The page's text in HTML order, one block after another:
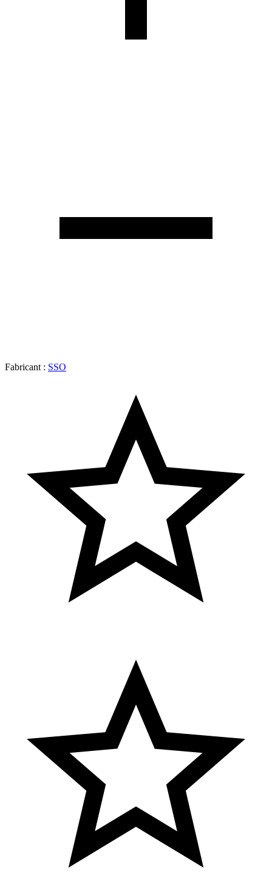
Fabricant : SSO